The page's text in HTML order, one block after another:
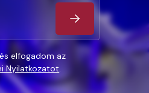
elfogadom az
Nyilatkozatot.